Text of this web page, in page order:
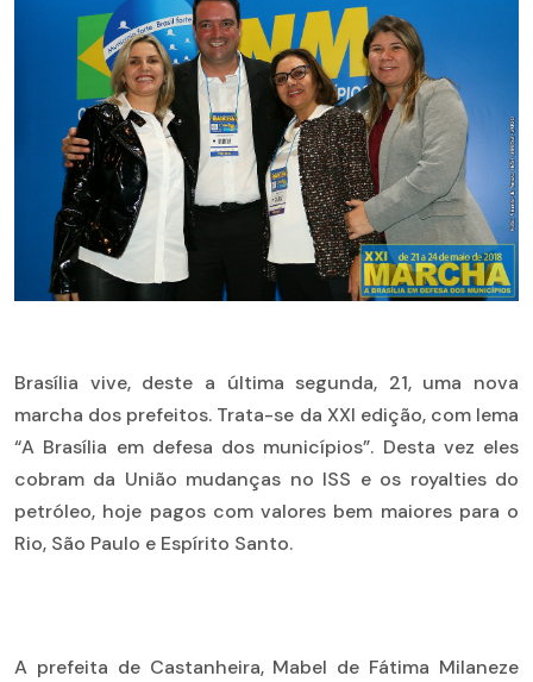
Brasília vive, deste a última segunda, 21, uma nova
marcha dos prefeitos. Trata-se da XXI edição, com lema
“A Brasília em defesa dos municípios”. Desta vez eles
cobram da União mudanças no ISS e os royalties do
petróleo, hoje pagos com valores bem maiores para o
Rio, São Paulo e Espírito Santo.
A prefeita de Castanheira, Mabel de Fátima Milaneze